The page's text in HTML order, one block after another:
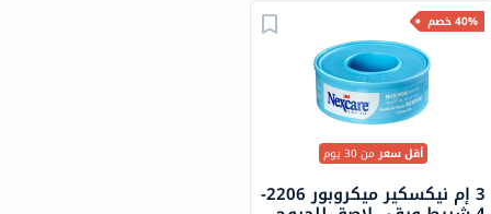
40% خصم
أقل سعرمن 30 يوم
3 إم نيكسكير ميكروبور 2206-